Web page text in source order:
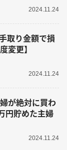
2024.11.24
取り金額で損
変更】
2024.11.24
が絶対に買わ
円貯めた主婦
2024.11.24